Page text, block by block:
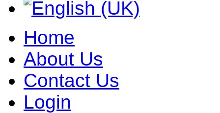
Home
About Us
Contact Us
Login